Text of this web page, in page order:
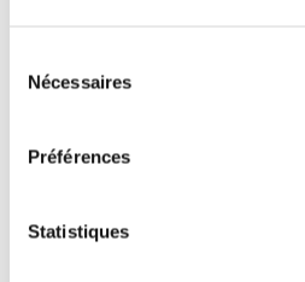
Nécessaires
Préférences
Statistiques